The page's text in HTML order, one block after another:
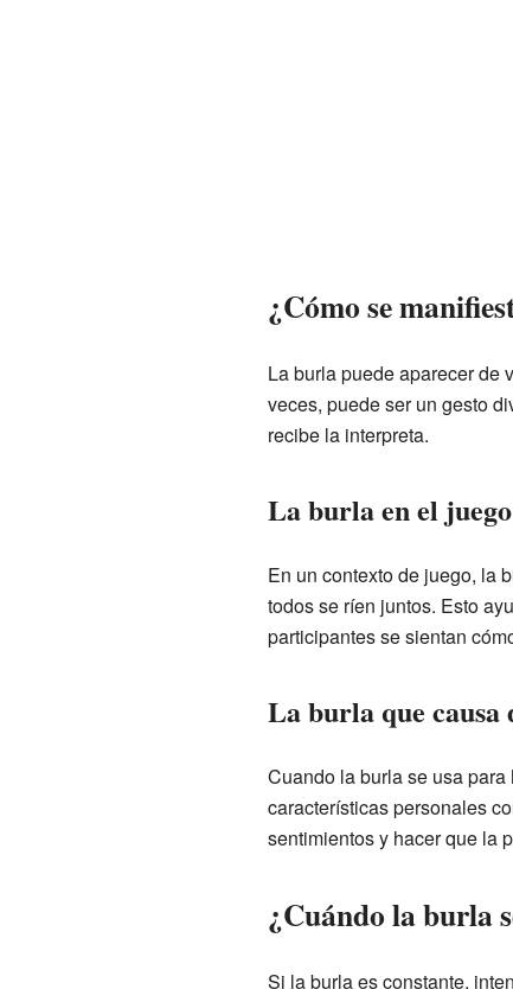
¿Cómo se
La burla puede aparecer de
veces, puede ser un gesto
recibe la interpreta.
La burla en el
En un contexto de juego, la
todos se ríen juntos. Esto
participantes se sientan
La burla que causa
Cuando la burla se usa
características personales
sentimientos y hacer que la
¿Cuándo la burla
Si la burla es constante,